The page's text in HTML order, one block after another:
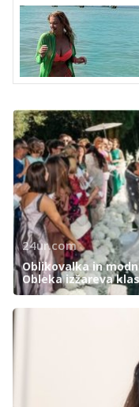
24ur.com
Oblikovalka in
Obleka izžareva